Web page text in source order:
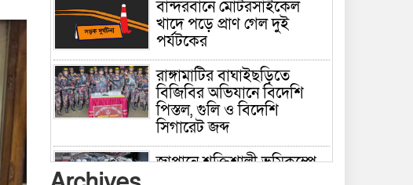
বান্দরবানে মোটরসাইকেল
খাদে পড়ে প্রাণ গেল দুই
পর্যটকের
রাঙ্গামাটির বাঘাইছড়িতে
বিজিবির অভিযানে বিদেশি
পিস্তল, গুলি ও বিদেশি
সিগারেট জব্দ
জাপানে শক্তিশালী ভূমিকম্পে